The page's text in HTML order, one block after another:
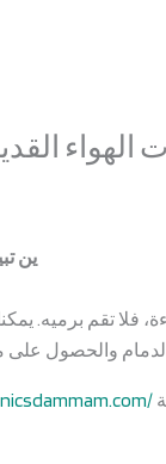
ين
فلا تقم برميه.
معلومات مفصلة عن إعادة بيع وإعادة تدوير الأجهزة في السعودية